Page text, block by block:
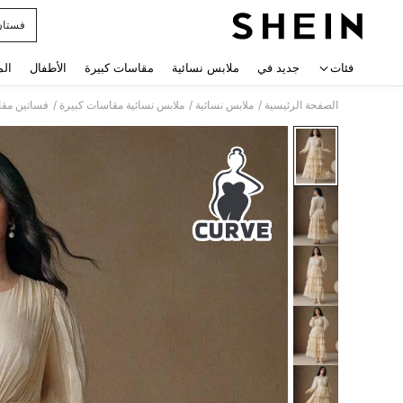
فئات جديد في ملابس نسائية مقاسات كبيرة الأطفال
الصفحة الرئيسية / ملابس نسائية / ملابس نسائية مقاسات كبيرة / فساتين